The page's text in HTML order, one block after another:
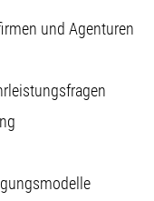
und Agenturen